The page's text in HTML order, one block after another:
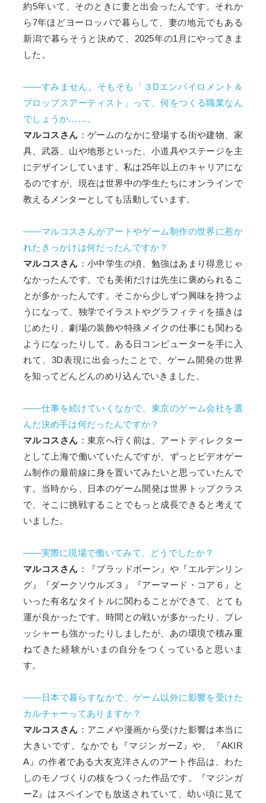
約5年いて、そのときに妻と出会ったんです。それか
ら7年ほどヨーロッパで暮らして、妻の地元でもある
新潟で暮らそうと決めて、2025年の1月にやってきま
した。
――すみません。そもそも「３Dエンバイロメント＆
プロップスアーティスト」って、何をつくる職業なん
でしょうか……。
マルコスさん ：ゲームのなかに登場する街や建物、家
具、武器、山や地形といった、小道具やステージを主
にデザインしています。私は25年以上のキャリアにな
るのですが、現在は世界中の学生たちにオンラインで
教えるメンターとしても活動しています。
――マルコスさんがアートやゲーム制作の世界に惹か
れたきっかけは何だったんですか？
マルコスさん ：小中学生の頃、勉強はあまり得意じゃ
なかったんです。でも美術だけは先生に褒められるこ
とが多かったんです。そこから少しずつ興味を持つよ
うになって、独学でイラストやグラフィティを描きは
じめたり、劇場の装飾や特殊メイクの仕事にも関わる
ようになったりして。ある日コンピューターを手に入
れて、3D表現に出会ったことで、ゲーム開発の世界
を知ってどんどんのめり込んでいきました。
――仕事を続けていくなかで、東京のゲーム会社を選
んだ決め手は何だったんですか？
マルコスさん ：東京へ行く前は、アートディレクター
として上海で働いていたんですが、ずっとビデオゲー
ム制作の最前線に身を置いてみたいと思っていたんで
す。当時から、日本のゲーム開発は世界トップクラス
で、そこに挑戦することでもっと成長できると考えて
いました。
――実際に現場で働いてみて、どうでしたか？
マルコスさん ：『ブラッドボーン』や『エルデンリン
グ』『ダークソウルズ３』『アーマード・コア６』と
いった有名なタイトルに関わることができて、とても
運が良かったです。時間との戦いが多かったり、プレ
ッシャーも強かったりしましたが、あの環境で積み重
ねてきた経験がいまの自分をつくっていると思いま
す。
――日本で暮らすなかで、ゲーム以外に影響を受けた
カルチャーってありますか？
マルコスさん ：アニメや漫画から受けた影響は本当に
大きいです。なかでも『マジンガーZ』や、『AKIR
A』の作者である大友克洋さんのアート作品は、わた
しのモノづくりの核をつくった作品です。『マジンガ
ーZ』はスペインでも放送されていて、幼い頃に見て